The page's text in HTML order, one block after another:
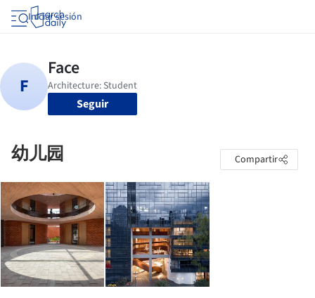
Iniciar sesión
Seguir
幼儿园 Compartir